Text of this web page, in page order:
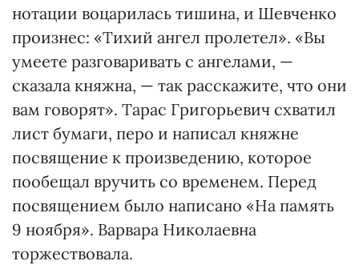
нотации воцарилась тишина, и Шевченко
произнес: «Тихий ангел пролетел». «Вы
умеете разговаривать с ангелами, —
сказала княжна, — так расскажите, что они
вам говорят». Тарас Григорьевич схватил
лист бумаги, перо и написал княжне
посвящение к произведению, которое
пообещал вручить со временем. Перед
посвящением было написано «На память
9 ноября». Варвара Николаевна
торжествовала.